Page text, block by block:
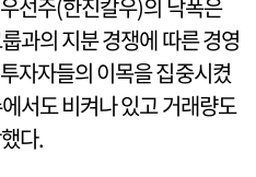
선주(한진칼우)의 낙폭은
과의 지분 경쟁에 따른 경영
자자들의 이목을 집중시켰
서도 비켜나 있고 거래량도
다.